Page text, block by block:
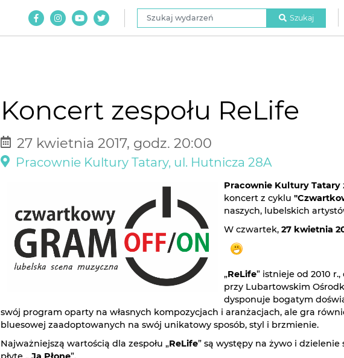
Szukaj wydarzeń
Szukaj
Koncert zespołu ReLife
27 kwietnia 2017, godz. 20:00
Pracownie Kultury Tatary, ul. Hutnicza 28A
Pracownie Kultury Tatary
koncert z cyklu
naszych, lubelskich
W czwartek, 27 kwietnia
„ReLife” istnieje od 2010
przy Lubartowskim
dysponuje bogatym
swój program oparty na własnych kompozycjach i aranżacjach, ale gra
bluesowej zaadoptowanych na swój unikatowy sposób, styl i brzmienie.
Najważniejszą wartością dla zespołu „ReLife” są występy na żywo i dzielenie